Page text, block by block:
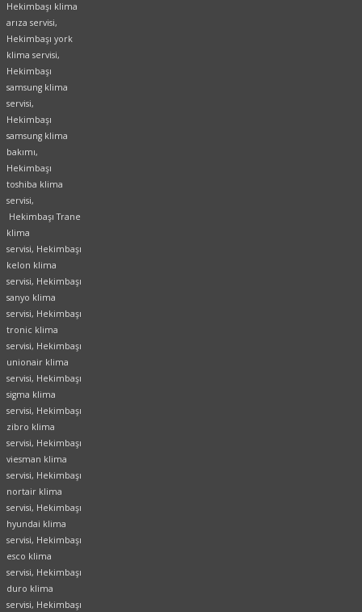
Hekimbaşı klima
arıza servisi,
Hekimbaşı york
klima servisi,
Hekimbaşı
samsung klima
servisi,
Hekimbaşı
samsung klima
bakımı,
Hekimbaşı
toshiba klima
servisi,
Hekimbaşı Trane
klima
servisi, Hekimbaşı
kelon klima
servisi, Hekimbaşı
sanyo klima
servisi, Hekimbaşı
tronic klima
servisi, Hekimbaşı
unionair klima
servisi, Hekimbaşı
sigma klima
servisi, Hekimbaşı
zibro klima
servisi, Hekimbaşı
viesman klima
servisi, Hekimbaşı
nortair klima
servisi, Hekimbaşı
hyundai klima
servisi, Hekimbaşı
esco klima
servisi, Hekimbaşı
duro klima
servisi, Hekimbaşı